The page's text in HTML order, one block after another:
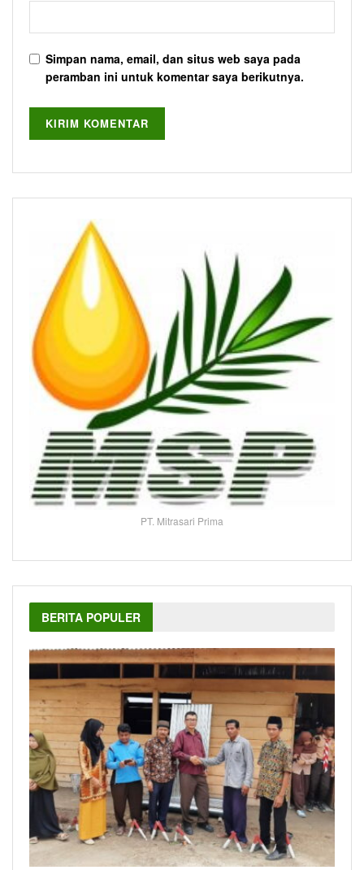
Simpan nama, email, dan situs web saya pada
peramban ini untuk komentar saya berikutnya.
PT. Mitrasari Prima
BERITA POPULER